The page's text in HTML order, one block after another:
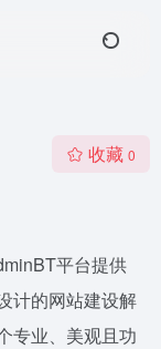
收藏 0
平台提供
计的网站建设解
专业、美观且功